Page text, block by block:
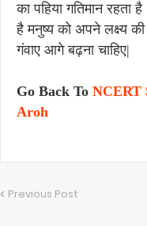
का पहिया गतिमान रहता
है मनुष्य को अपने लक्ष्य
गंवाए आगे बढ़ना चाहिए|
Go Back To NCERT
Aroh
Previous Post